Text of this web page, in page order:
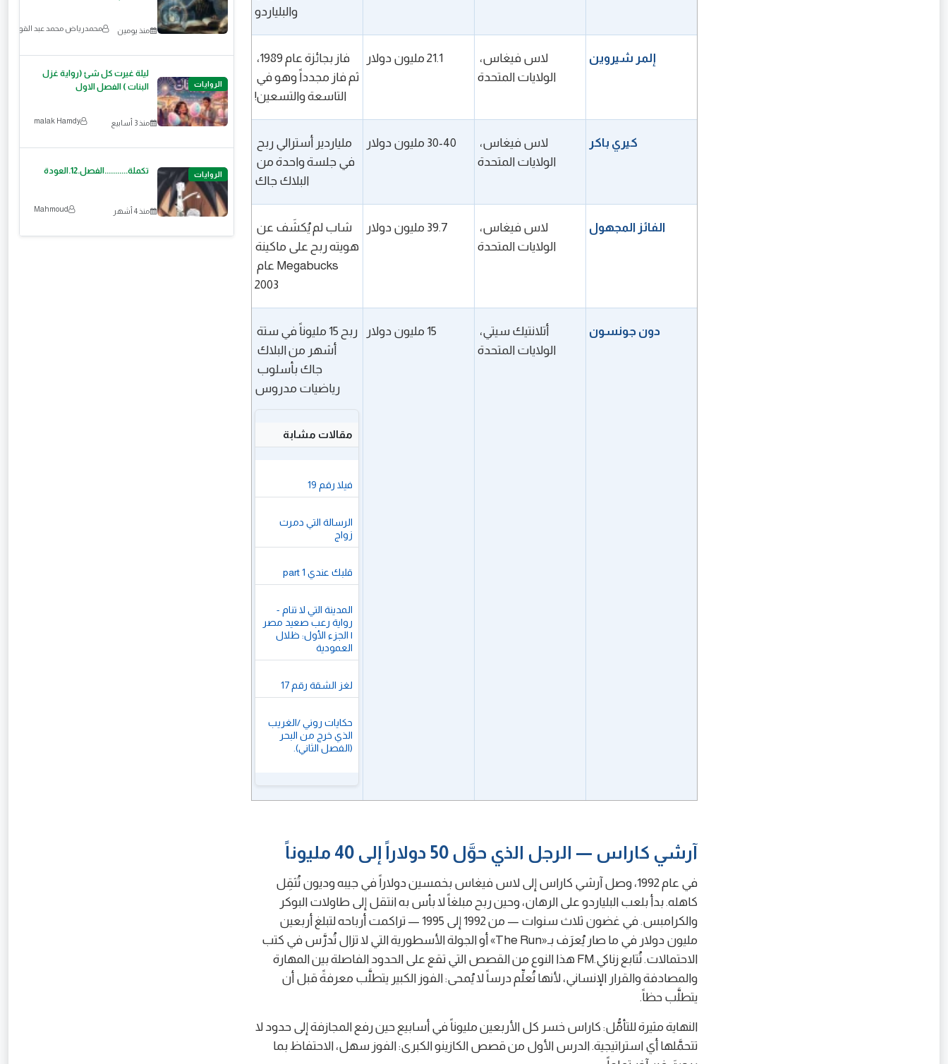
والبلياردو
إلمر شيروين
الولايات المتحدة
21.1 مليون دولار
التاسعة والتسعين!
كيري باكر
الولايات المتحدة
30-40 مليون دولار
في جلسة واحدة من
البلاك جاك
الفائز المجهول
الولايات المتحدة
39.7 مليون دولار
شاب لم يُكشَف عن
2003
دون جونسون
الولايات المتحدة
15 مليون دولار
ربح 15 مليوناً في ستة
رياضيات مدروس
مقالات مشابة
فيلا رقم 19
زواج
قلبك عندي part 1
العمودية
لغز الشقة رقم 17
(الفصل الثاني).
آرشي كاراس — الرجل الذي حوَّل 50 دولاراً إلى 40 مليوناً
في عام 1992، وصل آرشي كاراس إلى لاس فيغاس بخمسين دولاراً في جيبه وديون تُثقِل
كاهله. بدأ بلعب البلياردو على الرهان، وحين ربح مبلغاً لا بأس به انتقل إلى طاولات البوكر
والكرامبس. في غضون ثلاث سنوات — من 1992 إلى 1995 — تراكمت أرباحه لتبلغ أربعين
مليون دولار في ما صار يُعرَف بـ«The Run» أو الجولة الأسطورية التي لا تزال تُدرَّس في كتب
الاحتمالات. تُتابع زناكي.FM هذا النوع من القصص التي تقع على الحدود الفاصلة بين المهارة
والمصادفة والقرار الإنساني، لأنها تُعلِّم درساً لا يُمحى: الفوز الكبير يتطلَّب معرفةً قبل أن
يتطلَّب حظاً.
النهاية مثيرة للتأمُّل: كاراس خسر كل الأربعين مليوناً في أسابيع حين رفع المجازفة إلى حدود لا
تتحمَّلها أي استراتيجية. الدرس الأول من قصص الكازينو الكبرى: الفوز سهل، الاحتفاظ بما
منذ يومين محمدرياض محمد عبد القوي
الروايات
ليلة غيرت كل شئ (رواية غزل
البنات ) الفصل الاول
منذ 3 أسابيع malak Hamdy
الروايات تكملة...........الفصل.12.العودة
منذ 4 أشهر Mahmoud